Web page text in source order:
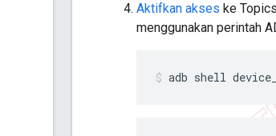
Aktifkan akses ke
menggunakan perintah
adb shell